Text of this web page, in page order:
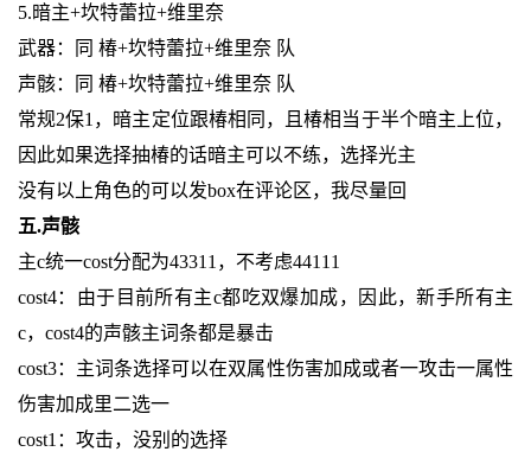
5.暗主+坎特蕾拉+维里奈
武器：同 椿+坎特蕾拉+维里奈 队
声骸：同 椿+坎特蕾拉+维里奈 队
常规2保1，暗主定位跟椿相同，且椿相当于半个暗主上位，
因此如果选择抽椿的话暗主可以不练，选择光主
没有以上角色的可以发box在评论区，我尽量回
五.声骸
主c统一cost分配为43311，不考虑44111
cost4：由于目前所有主c都吃双爆加成，因此，新手所有主
c，cost4的声骸主词条都是暴击
cost3：主词条选择可以在双属性伤害加成或者一攻击一属性
伤害加成里二选一
cost1：攻击，没别的选择